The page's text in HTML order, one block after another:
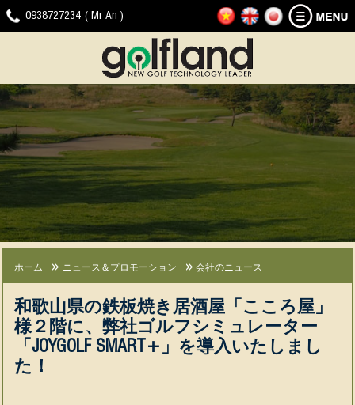
0938727234 ( Mr An )
ホ
ー
ゴ
ル
ュ
レ
ー
タ
ー
製
JOYGOLF
SMART+
ョ
ゴ
ル
フ
ス
マ
G-
SHOT
ー
ョ
ッ
ト
ス
マ
ニ
ュ
プ
ロ
モ
ー
シ
ョ
会
社
ニ
ー
ス
経
験
ニ
ュ
ス
プ
ロ
モ
ー
シ
ダ
ウ
ド
ビ
デ
ッ
プ
ゴ
ル
ド
へ
の
問
い
合
せ
ホーム ニュース＆プロモーション 会社のニュース
和歌山県の鉄板焼き居酒屋「こころ屋」
様２階に、弊社ゴルフシミュレーター
「JOYGOLF SMART+」を導入いたしまし
た！